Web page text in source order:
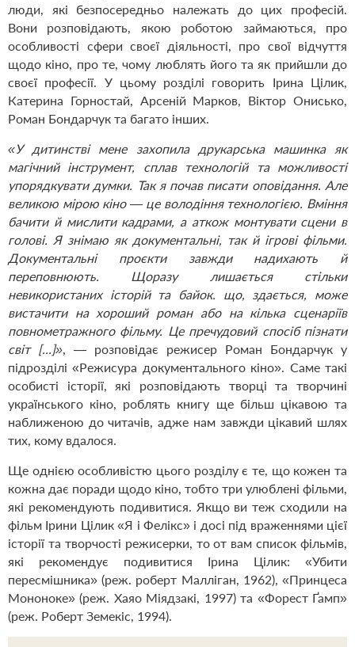
люди, які безпосередньо належать до цих професій.
Вони розповідають, якою роботою займаються, про
особливості сфери своєї діяльності, про свої відчуття
щодо кіно, про те, чому люблять його та як прийшли до
своєї професії. У цьому розділі говорить Ірина Цілик,
Катерина Горностай, Арсеній Марков, Віктор Онисько,
Роман Бондарчук та багато інших.
«У дитинстві мене захопила друкарська машинка як
магічний інструмент, сплав технологій та можливості
упорядкувати думки. Так я почав писати оповідання. Але
великою мірою кіно — це володіння технологією. Вміння
бачити й мислити кадрами, а аткож монтувати сцени в
голові. Я знімаю як документальні, так й ігрові фільми.
Документальні проєкти завжди надихають й
переповнюють. Щоразу лишається стільки
невикористаних історій та байок. що, здається, може
вистачити на хороший роман або на кілька сценаріїв
повнометражного фільму. Це пречудовий спосіб пізнати
світ [...]», — розповідає режисер Роман Бондарчук у
підрозділі «Режисура документального кіно». Саме такі
особисті історії, які розповідають творці та творчині
українського кіно, роблять книгу ще більш цікавою та
наближеною до читачів, адже нам завжди цікавий шлях
тих, кому вдалося.
Ще однією особливістю цього розділу є те, що кожен та
кожна дає поради щодо кіно, тобто три улюблені фільми,
які рекомендують подивитися. Якщо ви теж сходили на
фільм Ірини Цілик «Я і Фелікс» і досі під враженнями цієї
історії та творчості режисерки, то от вам список фільмів,
які рекомендує подивитися Ірина Цілик: «Убити
пересмішника» (реж. роберт Малліган, 1962), «Принцеса
Мононоке» (реж. Хаяо Міядзакі, 1997) та «Форест Ґамп»
(реж. Роберт Земекіс, 1994).